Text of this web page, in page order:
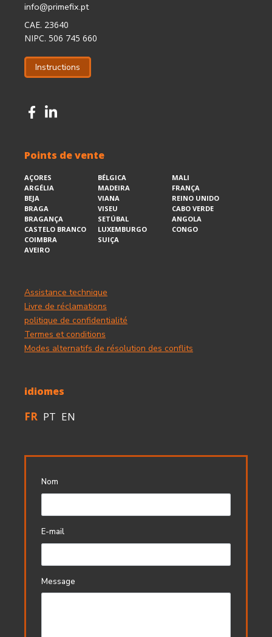
info@primefix.pt
CAE. 23640
NIPC. 506 745 660
Instructions
Points de vente
AÇORES
ARGÉLIA
BEJA
BRAGA
BRAGANÇA
CASTELO BRANCO
COIMBRA
AVEIRO
BÉLGICA
MADEIRA
VIANA
VISEU
SETÚBAL
LUXEMBURGO
SUIÇA
MALI
FRANÇA
REINO UNIDO
CABO VERDE
ANGOLA
CONGO
Assistance technique
Livre de réclamations
politique de confidentialité
Termes et conditions
Modes alternatifs de résolution des conflits
idiomes
FR PT EN
Nom
E-mail
Message